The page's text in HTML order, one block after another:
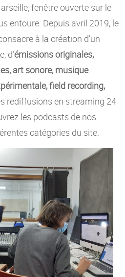
fenêtre ouverte sur le
entoure. Depuis avril 2019, le
à la création d’un
d’émissions originales,
art sonore, musique
field recording,
rediffusions en streaming 24
les podcasts de nos
catégories du site.